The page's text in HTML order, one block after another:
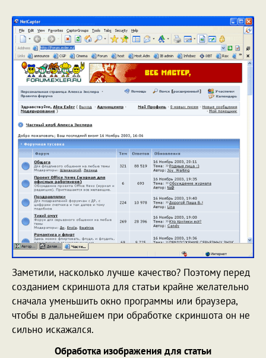
Заметили, насколько лучше качество? Поэтому перед
созданием скриншота для статьи крайне желательно
сначала уменьшить окно программы или браузера,
чтобы в дальнейшем при обработке скриншота он не
сильно искажался.
Обработка изображения для статьи